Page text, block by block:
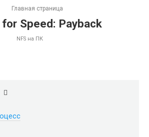
Главная страница
Speed: Payback
NFS на ПК